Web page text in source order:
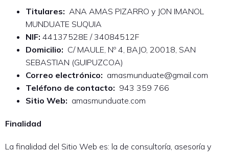
Titulares: ANA AMAS PIZARRO y JON IMANOL
MUNDUATE SUQUIA
NIF: 44137528E / 34084512F
Domicilio: C/ MAULE, Nº 4, BAJO, 20018, SAN
SEBASTIAN (GUIPUZCOA)
Correo electrónico: amasmunduate@gmail.com
Teléfono de contacto: 943 359 766
Sitio Web: amasmunduate.com
Finalidad
La finalidad del Sitio Web es: la de consultoría, asesoría y